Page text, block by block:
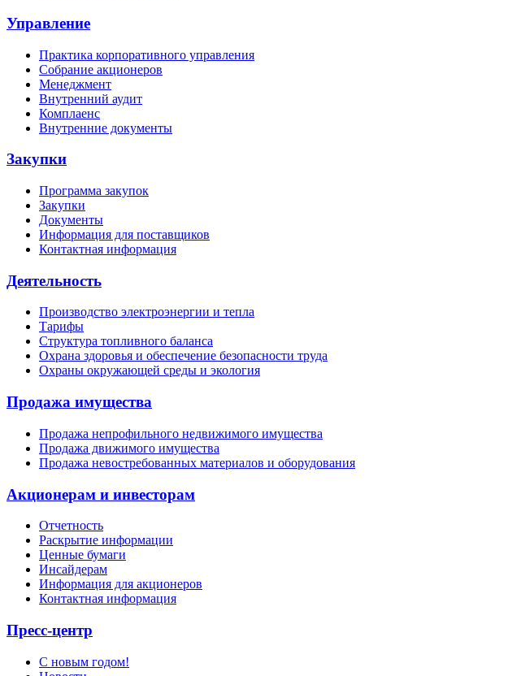
Управление
Практика корпоративного управления
Собрание акционеров
Менеджмент
Внутренний аудит
Комплаенс
Внутренние документы
Закупки
Программа закупок
Закупки
Документы
Информация для поставщиков
Контактная информация
Деятельность
Производство электроэнергии и тепла
Тарифы
Структура топливного баланса
Охрана здоровья и обеспечение безопасности труда
Охраны окружающей среды и экология
Продажа имущества
Продажа непрофильного недвижимого имущества
Продажа движимого имущества
Продажа невостребованных материалов и оборудования
Акционерам и инвесторам
Отчетность
Раскрытие информации
Ценные бумаги
Инсайдерам
Информация для акционеров
Контактная информация
Пресс-центр
С новым годом!